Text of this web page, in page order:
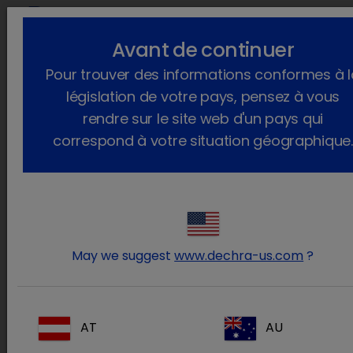
lock_outline search
SPECIFIC, toujours plus engagée dans la protection de
l’environnement et de sa biodiversité !
SPECIFIC, toujours plus engagée
dans la protection de
l’environnement et de sa
Dechra vient de remettre un chèque de 20
l’Association Beauval Nature, une
association qui œuvre pour la préservation
Avant de continuer
Pour trouver des informations conformes à
législation de votre pays, pensez à vous
rendre sur le site web d'un pays qui
correspond à votre situation géographique.
May we suggestwww.dechra-us.com ?
AT AU